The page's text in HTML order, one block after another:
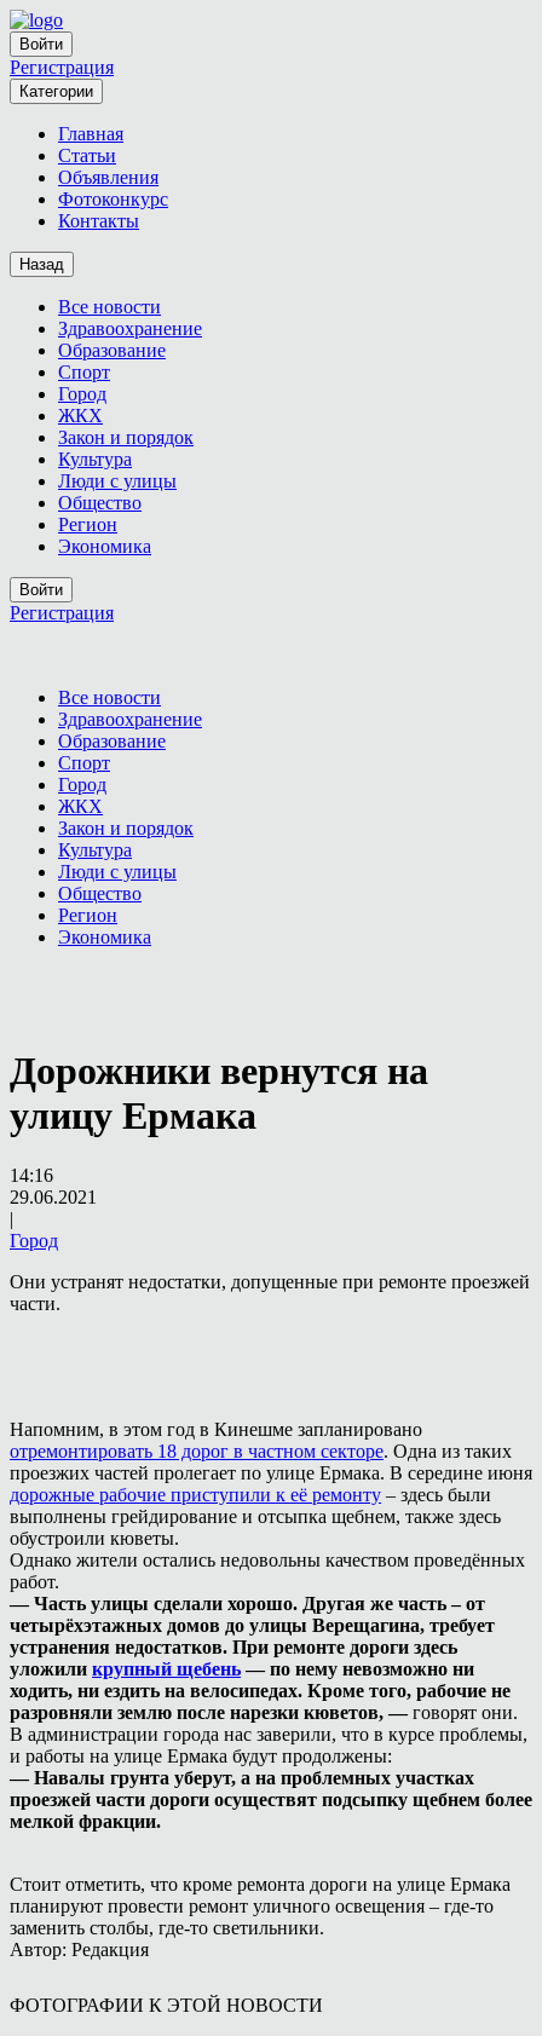
Войти
Регистрация
Категории
Главная
Статьи
Объявления
Фотоконкурс
Контакты
Назад
Все новости
Здравоохранение
Образование
Спорт
Город
ЖКХ
Закон и порядок
Культура
Люди с улицы
Общество
Регион
Экономика
Войти
Регистрация
Все новости
Здравоохранение
Образование
Спорт
Город
ЖКХ
Закон и порядок
Культура
Люди с улицы
Общество
Регион
Экономика
Дорожники вернутся на
улицу Ермака
14:16
29.06.2021
|
Город
Они устранят недостатки, допущенные при ремонте проезжей
части.
Напомним, в этом год в Кинешме запланировано
отремонтировать 18 дорог в частном секторе. Одна из таких
проезжих частей пролегает по улице Ермака. В середине июня
дорожные рабочие приступили к её ремонту – здесь были
выполнены грейдирование и отсыпка щебнем, также здесь
обустроили кюветы.
Однако жители остались недовольны качеством проведённых
работ.
— Часть улицы сделали хорошо. Другая же часть – от
четырёхэтажных домов до улицы Верещагина, требует
устранения недостатков. При ремонте дороги здесь
уложили крупный щебень— по нему невозможно ни
ходить, ни ездить на велосипедах. Кроме того, рабочие не
разровняли землю после нарезки кюветов, —говорят они.
В администрации города нас заверили, что в курсе проблемы,
и работы на улице Ермака будут продолжены:
— Навалы грунта уберут, а на проблемных участках
проезжей части дороги осуществят подсыпку щебнем более
мелкой фракции.
Стоит отметить, что кроме ремонта дороги на улице Ермака
планируют провести ремонт уличного освещения – где-то
заменить столбы, где-то светильники.
Автор: Редакция
ФОТОГРАФИИ К ЭТОЙ НОВОСТИ